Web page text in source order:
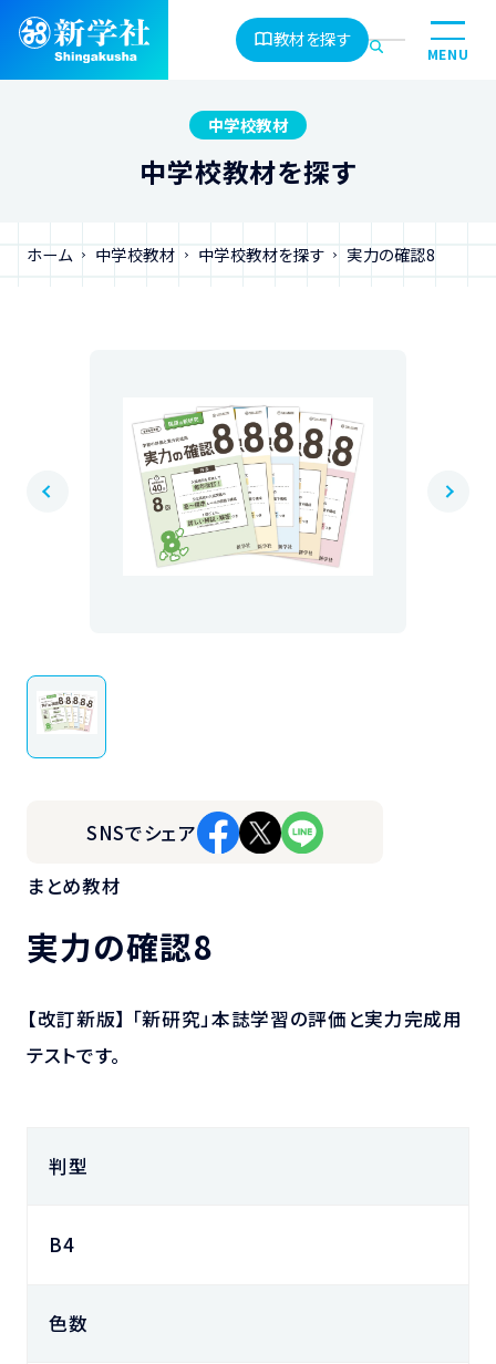
教材を探す
MENU
中学校教材
中学校教材を探す
ホーム 中学校教材 中学校教材を探す 実力の確認8
SNSでシェア
まとめ教材
実力の確認8
【改訂新版】 「新研究」本誌学習の評価と実力完成用
テストです。
判型
B4
色数